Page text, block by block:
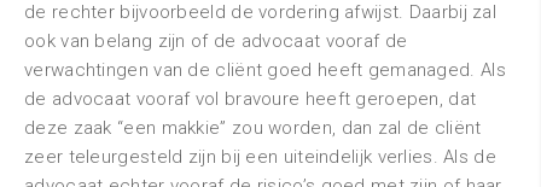
de rechter bijvoorbeeld de vordering afwijst. Daarbij zal
ook van belang zijn of de advocaat vooraf de
verwachtingen van de cliënt goed heeft gemanaged. Als
de advocaat vooraf vol bravoure heeft geroepen, dat
deze zaak “een makkie” zou worden, dan zal de cliënt
zeer teleurgesteld zijn bij een uiteindelijk verlies. Als de